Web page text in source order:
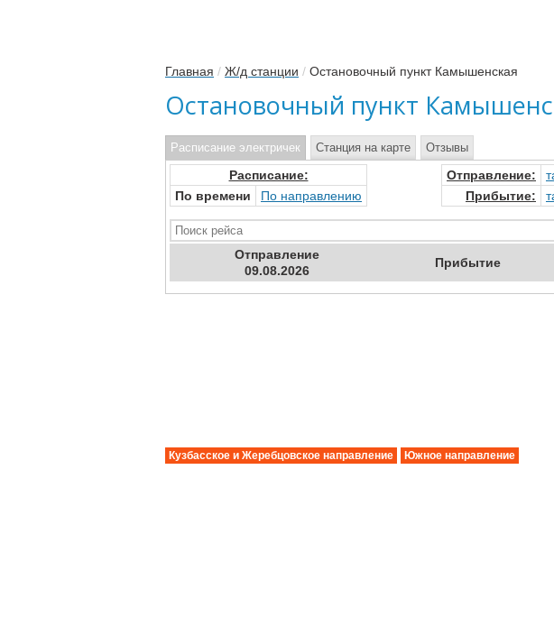
Главная / Ж/д станции / Остановочный пункт Камышенская
Остановочный пункт
Расписание электричек
Расписание:
По времени
По направлению
Отправление:
Прибытие:
Отправление
09.08.2026
Прибытие
Станция на карте Отзывы
Кузбасское и Жеребцовское направление Южное направление